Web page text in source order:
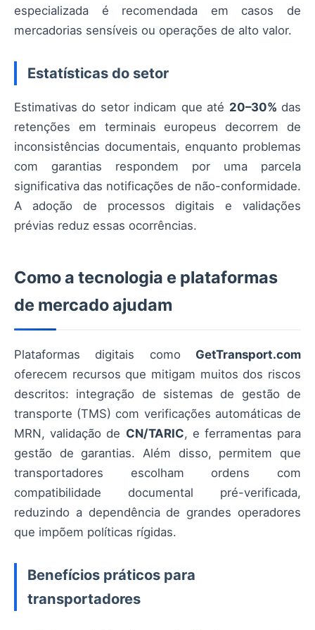
especializada é recomendada em casos de
mercadorias sensíveis ou operações de alto valor.
Estatísticas do setor
Estimativas do setor indicam que até 20–30% das
retenções em terminais europeus decorrem de
inconsistências documentais, enquanto problemas
com garantias respondem por uma parcela
significativa das notificações de não-conformidade.
A adoção de processos digitais e validações
prévias reduz essas ocorrências.
Como a tecnologia e plataformas
de mercado ajudam
Plataformas digitais como GetTransport.com
oferecem recursos que mitigam muitos dos riscos
descritos: integração de sistemas de gestão de
transporte (TMS) com verificações automáticas de
MRN, validação de CN/TARIC, e ferramentas para
gestão de garantias. Além disso, permitem que
transportadores escolham ordens com
compatibilidade documental pré-verificada,
reduzindo a dependência de grandes operadores
que impõem políticas rígidas.
Benefícios práticos para
transportadores